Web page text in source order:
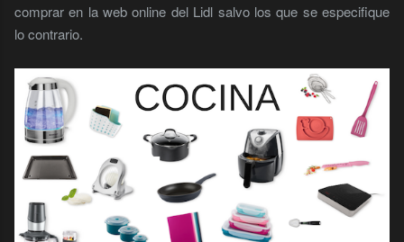
comprar en la web online del Lidl salvo los que se especifique
lo contrario.